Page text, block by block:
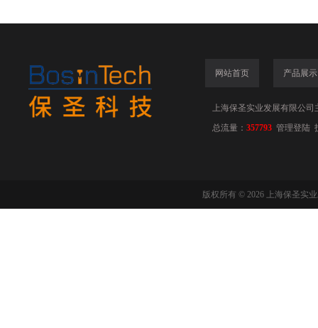
网站首页 产品展示
上海保圣实业发展有限公司
总流量： 357793 管理登陆
版权所有 © 2026 上海保圣实